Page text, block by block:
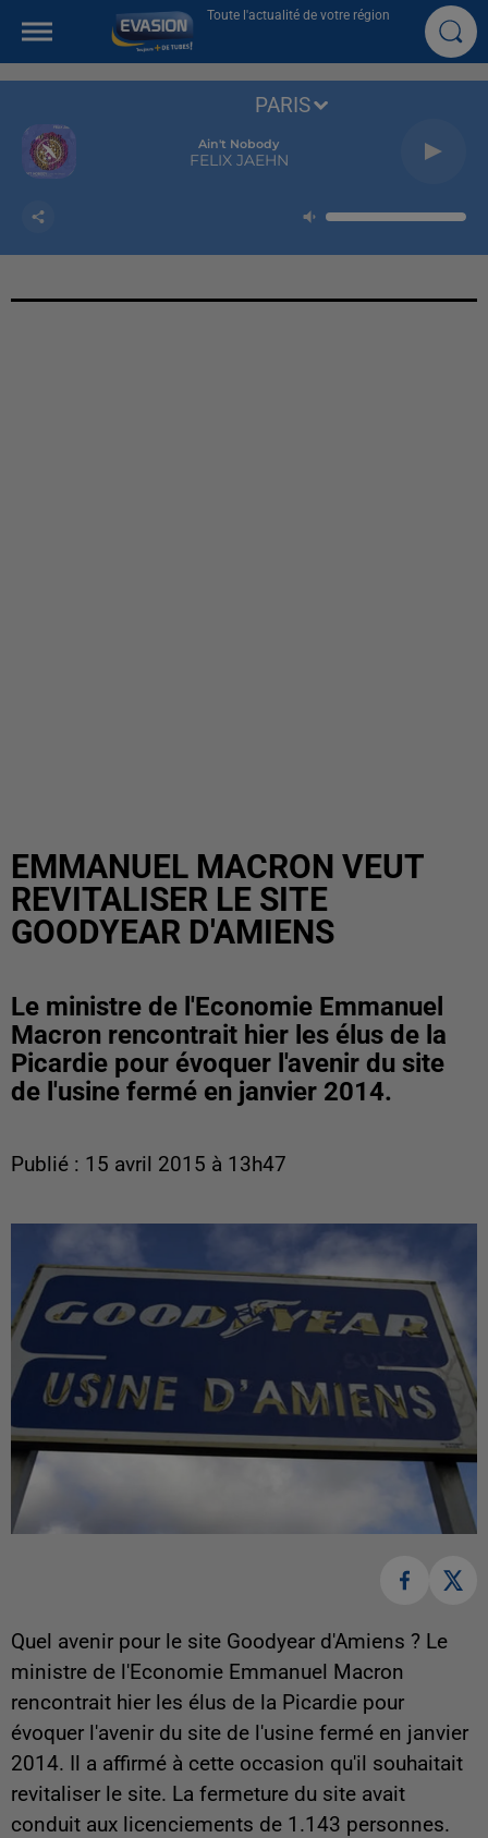
Toute l'actualité de votre région
Ain't Nobody
FELIX JAEHN
PARIS
EMMANUEL MACRON VEUT
REVITALISER LE SITE
GOODYEAR D'AMIENS
Le ministre de l'Economie Emmanuel
Macron rencontrait hier les élus de la
Picardie pour évoquer l'avenir du site
de l'usine fermé en janvier 2014.
Publié : 15 avril 2015 à 13h47
Quel avenir pour le site Goodyear d'Amiens ? Le
ministre de l'Economie Emmanuel Macron
rencontrait hier les élus de la Picardie pour
évoquer l'avenir du site de l'usine fermé en janvier
2014. Il a affirmé à cette occasion qu'il souhaitait
revitaliser le site. La fermeture du site avait
conduit aux licenciements de 1.143 personnes.